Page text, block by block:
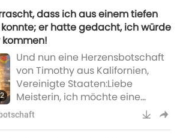
Wunderschöne und sehr
vermisste Meisterin, wie geht es
Dir? Hallo an alle sehr
vermissten eingeweihten Brüder
und Schwestern des Supreme
Master TV-Teams. Mit frommem
Herzen danke ich Dir, Meisterin,
daf
dass ich aus einem tiefen
er hatte gedacht, ich würde
kommen!
Und nun eine Herzensbotschaft
von Timothy aus Kalifornien,
Vereinigte Staaten:Liebe
Meisterin, ich möchte eine
meiner vielen
Lebenserfahrungen teilen, bei